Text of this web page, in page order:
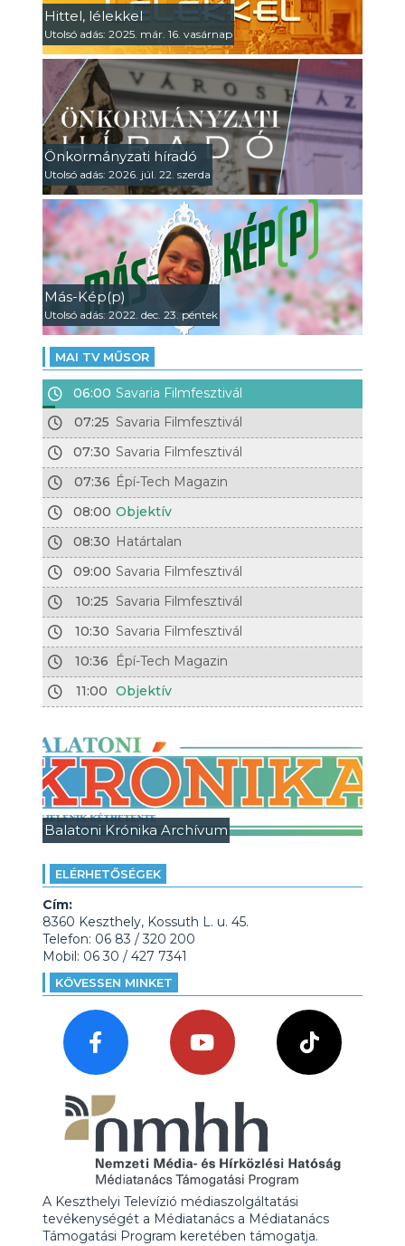
Hittel, lélekkel
Utolsó adás: 2025. már. 16. vasárnap
Önkormányzati híradó
Utolsó adás: 2026. júl. 22. szerda
Más-Kép(p)
Utolsó adás: 2022. dec. 23. péntek
MAI TV MŰSOR
06:00 Savaria Filmfesztivál
07:25 Savaria Filmfesztivál
07:30 Savaria Filmfesztivál
07:36 Épí-Tech Magazin
08:00 Objektív
08:30 Határtalan
09:00 Savaria Filmfesztivál
10:25 Savaria Filmfesztivál
10:30 Savaria Filmfesztivál
10:36
Épí-Tech Magazin
11:00 Objektív
Balatoni Krónika Archívum
ELÉRHETŐSÉGEK
Cím:
8360 Keszthely, Kossuth L. u. 45.
Telefon: 06 83 / 320 200
Mobil: 06 30 / 427 7341
KÖVESSEN MINKET
A Keszthelyi Televízió médiaszolgáltatási
tevékenységét a Médiatanács a Médiatanács
Támogatási Program keretében támogatja.